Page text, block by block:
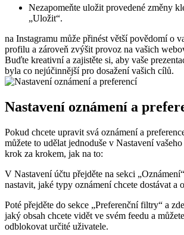
Nezapomeňte uložit provedené změny
„Uložit“.
na Instagramu může přinést větší povědomí o
profilu a zároveň zvýšit provoz na vašich
Buďte kreativní a zajistěte si, aby vaše
byla co nejúčinnější pro dosažení vašich cílů.
Nastavení oznámení a
Pokud chcete upravit svá oznámení a
můžete to udělat jednoduše v Nastavení
krok za krokem, jak na to:
V Nastavení účtu přejděte na sekci
nastavit, jaké typy oznámení chcete dostávat a
Poté přejděte do sekce „Preferenční filtry“ a
jaký obsah chcete vidět ve svém feedu a
odblokovat určité uživatele.